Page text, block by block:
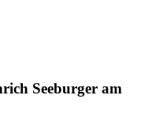
Seeburger am